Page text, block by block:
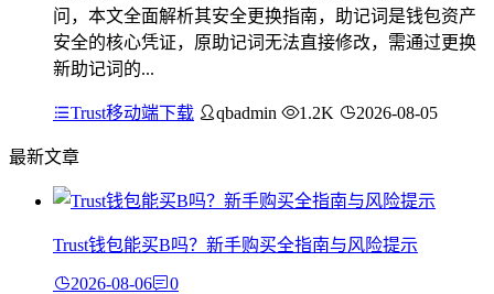
问，本文全面解析其安全更换指南，助记词是钱包资产
安全的核心凭证，原助记词无法直接修改，需通过更换
新助记词的...
Trust移动端下载 qbadmin 1.2K 2026-08-05
最新文章
Trust钱包能买B吗？新手购买全指南与风险提示
2026-08-06 0